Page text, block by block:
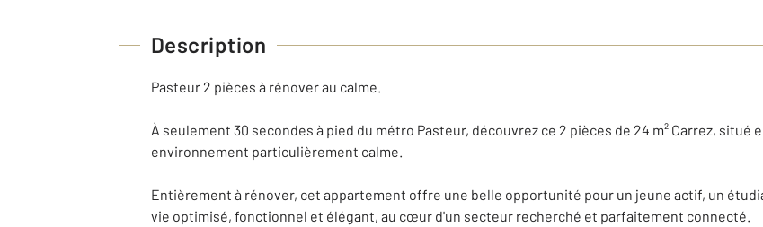
Description
Pasteur 2 pièces à rénover au calme.
À seulement 30 secondes à pied du métro Pasteur, découvrez ce 2 pièces de 24 m² Carrez, situé
environnement particulièrement calme.
Entièrement à rénover, cet appartement offre une belle opportunité pour un jeune actif, un
vie optimisé, fonctionnel et élégant, au cœur d'un secteur recherché et parfaitement connecté.